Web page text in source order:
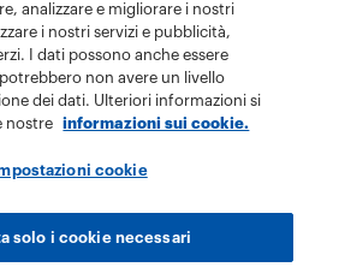
analizzare e migliorare i nostri
i nostri servizi e pubblicità,
I dati possono anche essere
non avere un livello
dei dati. Ulteriori informazioni si
nostre
informazioni sui cookie.
cookie
solo i cookie necessari